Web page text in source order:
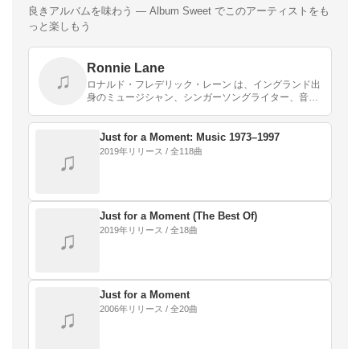
良きアルバムを味わう — Album Sweet でこのアーティストをも
っと楽しもう
♫
Ronnie Lane
ロナルド・フレデリック・レーン は、イングランド出
身のミュージシャン、シンガーソングライター、音楽
♫
Just for a Moment: Music 1973–1997
2019年リリース / 全118曲
♫
Just for a Moment (The Best Of)
2019年リリース / 全18曲
♫
Just for a Moment
2006年リリース / 全20曲